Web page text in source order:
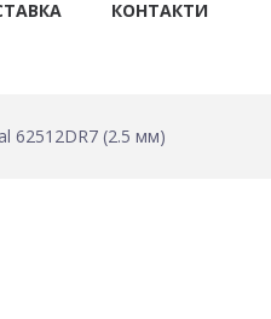
КОНТАКТИ
62512DR7 (2.5 мм)